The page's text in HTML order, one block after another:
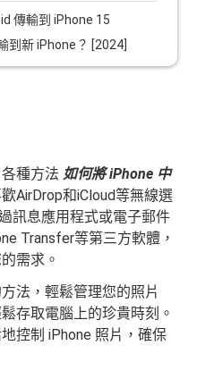
傳輸到 iPhone 15
到新 iPhone？ [2024]
各種方法如何將 iPhone 中
AirDrop和iCloud等無線選
訊息應用程式或電子郵件
Transfer等第三方軟體，
需求。
法，輕鬆管理您的照片
存取電腦上的珍貴時刻。
控制 iPhone 照片，確保